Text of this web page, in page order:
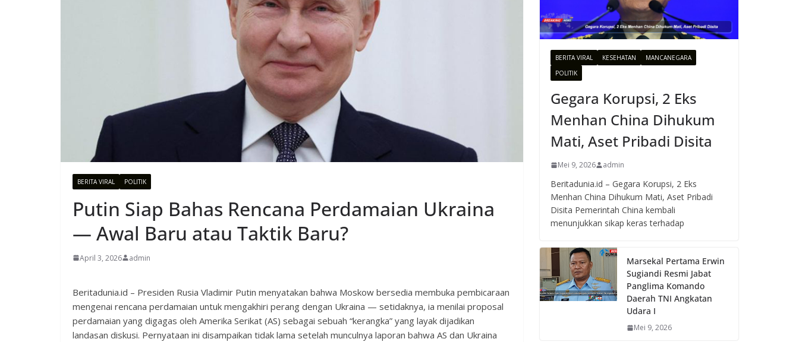
BERITA VIRAL POLITIK
Putin Siap Bahas Rencana Perdamaian Ukraina
— Awal Baru atau Taktik Baru?
April 3, 2026 admin
Beritadunia.id – Presiden Rusia Vladimir Putin menyatakan bahwa Moskow bersedia membuka pembicaraan
mengenai rencana perdamaian untuk mengakhiri perang dengan Ukraina — setidaknya, ia menilai proposal
perdamaian yang digagas oleh Amerika Serikat (AS) sebagai sebuah “kerangka” yang layak dijadikan
landasan diskusi. Pernyataan ini disampaikan tidak lama setelah munculnya laporan bahwa AS dan Ukraina
BERITA VIRAL KESEHATAN
MANCANEGARA
POLITIK
Gegara Korupsi, 2 Eks
Menhan China Dihukum
Mati, Aset Pribadi Disita
Mei 9, 2026 admin
Beritadunia.id – Gegara Korupsi, 2 Eks
Menhan China Dihukum Mati, Aset Pribadi
Disita Pemerintah China kembali
menunjukkan sikap keras terhadap
Marsekal Pertama Erwin
Sugiandi Resmi Jabat
Panglima Komando
Daerah TNI Angkatan
Udara I
Mei 9, 2026